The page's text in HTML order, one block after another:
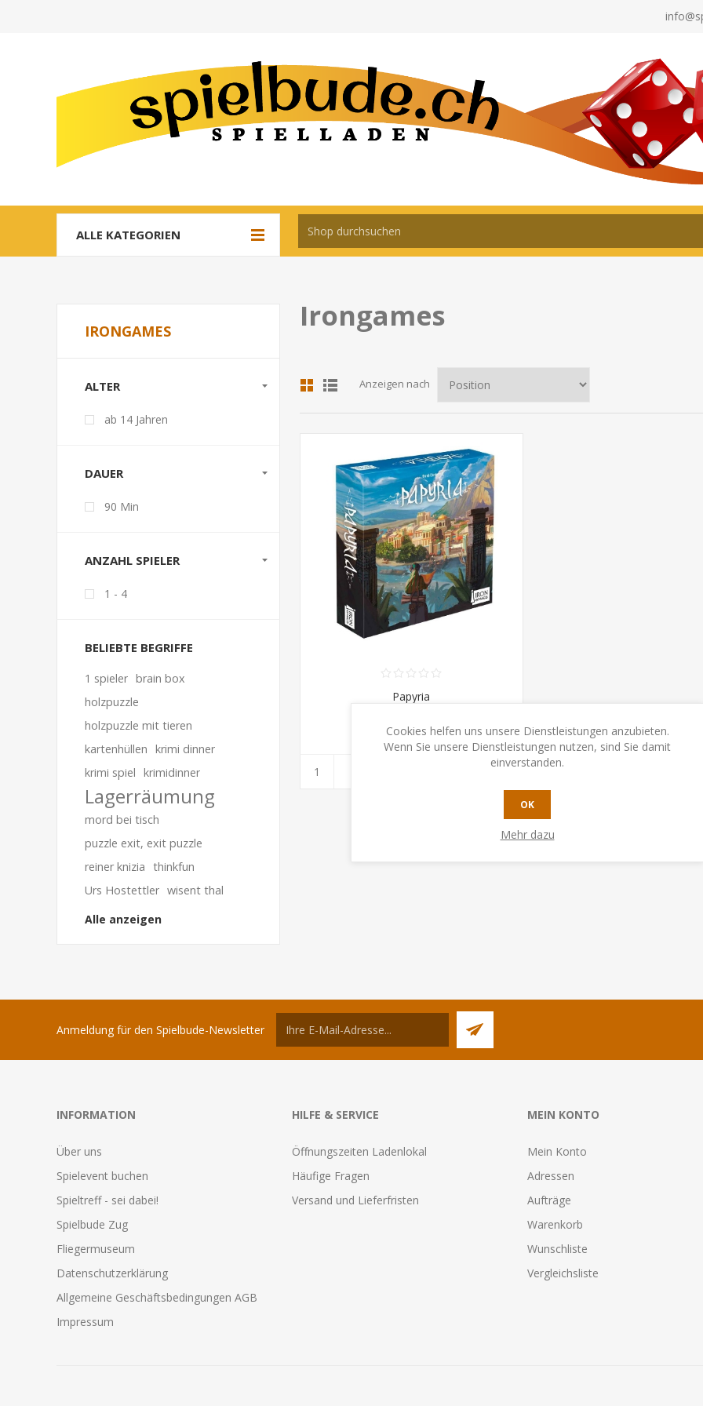
ALLE KATEGORIEN
Irongames
Anzeigen nach
Papyria
CHF 54.50
IRONGAMES
ALTER
ab 14 Jahren
DAUER
90 Min
ANZAHL SPIELER
1 - 4
BELIEBTE BEGRIFFE
1 spieler brain box
holzpuzzle
holzpuzzle mit tieren
kartenhüllen krimi dinner
krimi spiel krimidinner
Lagerräumung
mord bei tisch
puzzle exit, exit puzzle
reiner knizia thinkfun
Urs Hostettler wisent thal
Alle anzeigen
Anmeldung für den Spielbude-Newsletter
INFORMATION
Über uns
Spielevent buchen
Spieltreff - sei dabei!
Spielbude Zug
Fliegermuseum
Datenschutzerklärung
Allgemeine Geschäftsbedingungen AGB
Impressum
HILFE & SERVICE
Öffnungszeiten Ladenlokal
Häufige Fragen
Versand und Lieferfristen
MEIN KONTO
Mein Konto
Adressen
Aufträge
Warenkorb
Wunschliste
Vergleichsliste
Cookies helfen uns unsere Dienstleistungen anzubieten.
Wenn Sie unsere Dienstleistungen nutzen, sind Sie damit
einverstanden.
OK
Mehr dazu